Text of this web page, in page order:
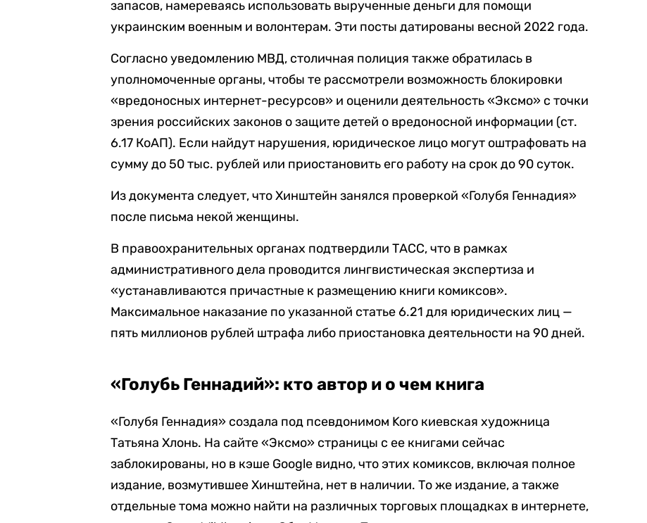
запасов, намереваясь использовать вырученные деньги для помощи
украинским военным и волонтерам. Эти посты датированы весной 2022 года.
Согласно уведомлению МВД, столичная полиция также обратилась в
уполномоченные органы, чтобы те рассмотрели возможность блокировки
«вредоносных интернет-ресурсов» и оценили деятельность «Эксмо» с точки
зрения российских законов о защите детей о вредоносной информации (ст.
6.17 КоАП). Если найдут нарушения, юридическое лицо могут оштрафовать на
сумму до 50 тыс. рублей или приостановить его работу на срок до 90 суток.
Из документа следует, что Хинштейн занялся проверкой«Голубя Геннадия»
после письма некой женщины.
В правоохранительных органах подтвердили ТАСС, что в рамках
административного дела проводится лингвистическая экспертиза и
«устанавливаются причастные к размещению книги комиксов».
Максимальное наказание по указанной статье 6.21 для юридических лиц —
пять миллионов рублей штрафа либо приостановка деятельности на 90 дней.
«Голубь Геннадий»: кто автор и о чем книга
«Голубя Геннадия» создала под псевдонимом Koro киевская художница
Татьяна Хлонь. На сайте «Эксмо» страницы с ее книгами сейчас
заблокированы, но в кэше Google видно, что этих комиксов, включая полное
издание, возмутившее Хинштейна, нет в наличии. То же издание, а также
отдельные тома можно найти на различных торговых площадках в интернете,